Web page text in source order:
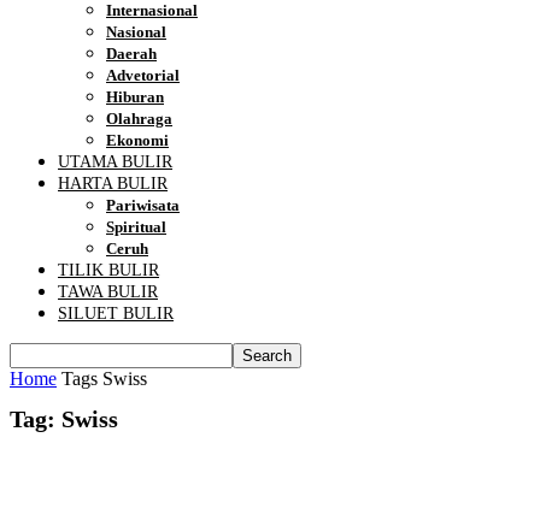
Internasional
Nasional
Daerah
Advetorial
Hiburan
Olahraga
Ekonomi
UTAMA BULIR
HARTA BULIR
Pariwisata
Spiritual
Ceruh
TILIK BULIR
TAWA BULIR
SILUET BULIR
Home Tags Swiss
Tag: Swiss